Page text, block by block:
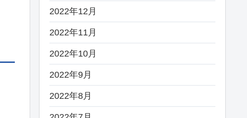
2022年12月
2022年11月
2022年10月
2022年9月
2022年8月